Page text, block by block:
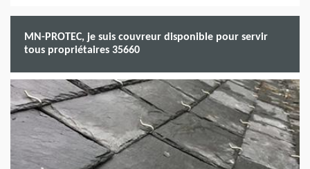
MN-PROTEC, je suis couvreur disponible pour servir
tous propriétaires 35660